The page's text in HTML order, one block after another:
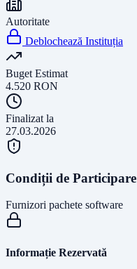
Autoritate
Deblochează Instituția
Buget Estimat
4.520 RON
Finalizat la
27.03.2026
Condiții de Participare
Furnizori pachete software
Informație Rezervată